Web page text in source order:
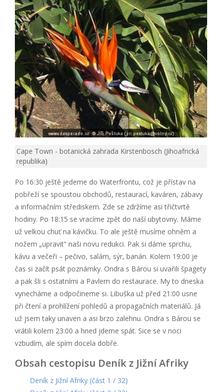
Cape Town - botanická zahrada Kirstenbosch (Jihoafrická
republika)
Po 16:30 ještě jedeme do Waterfrontu, což je přístav na
pobřeží se spoustou obchodů, restaurací, kaváren, zábavy
a informačním střediskem. Zde se zdržíme asi třičtvrtě
hodiny. Po 18:15 se vracíme zpět do naší ubytovny. Máme
už velkou chuť na kávičku. To ale ještě musíme ohněm a
nožem „upravit“ naši novu redukci. Pak si dáme sprchu,
kávu a večeři – pečivo, salám, sýr, banán. Kolem 19:00 je
čas si začít psát poznámky. Ondra s Bárou si uvařili špagety
a pak šli s ostatními a Pavlem do restaurace. My to dneska
vynecháme a odpočineme si. Libuška už před 21:00 usne
při čtení a prohlížení pohledů a propagačních materiálů. Já
už jsem taky unaven a asi brzo zalehnu. Ondra s Bárou se
vrátili kolem 23:00 a hned jdeme spát. Sice se v noci
vzbudím, ale spím docela dobře.
Obsah cestopisu Deník z Jižní Afriky
Deník z Jižní Afriky (část 1 / 32)